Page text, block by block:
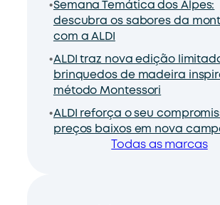
Semana Temática dos Alpes:
descubra os sabores da
com a ALDI
ALDI traz nova edição
brinquedos de madeira
método Montessori
ALDI reforça o seu
preços baixos em nova
Todas as marcas